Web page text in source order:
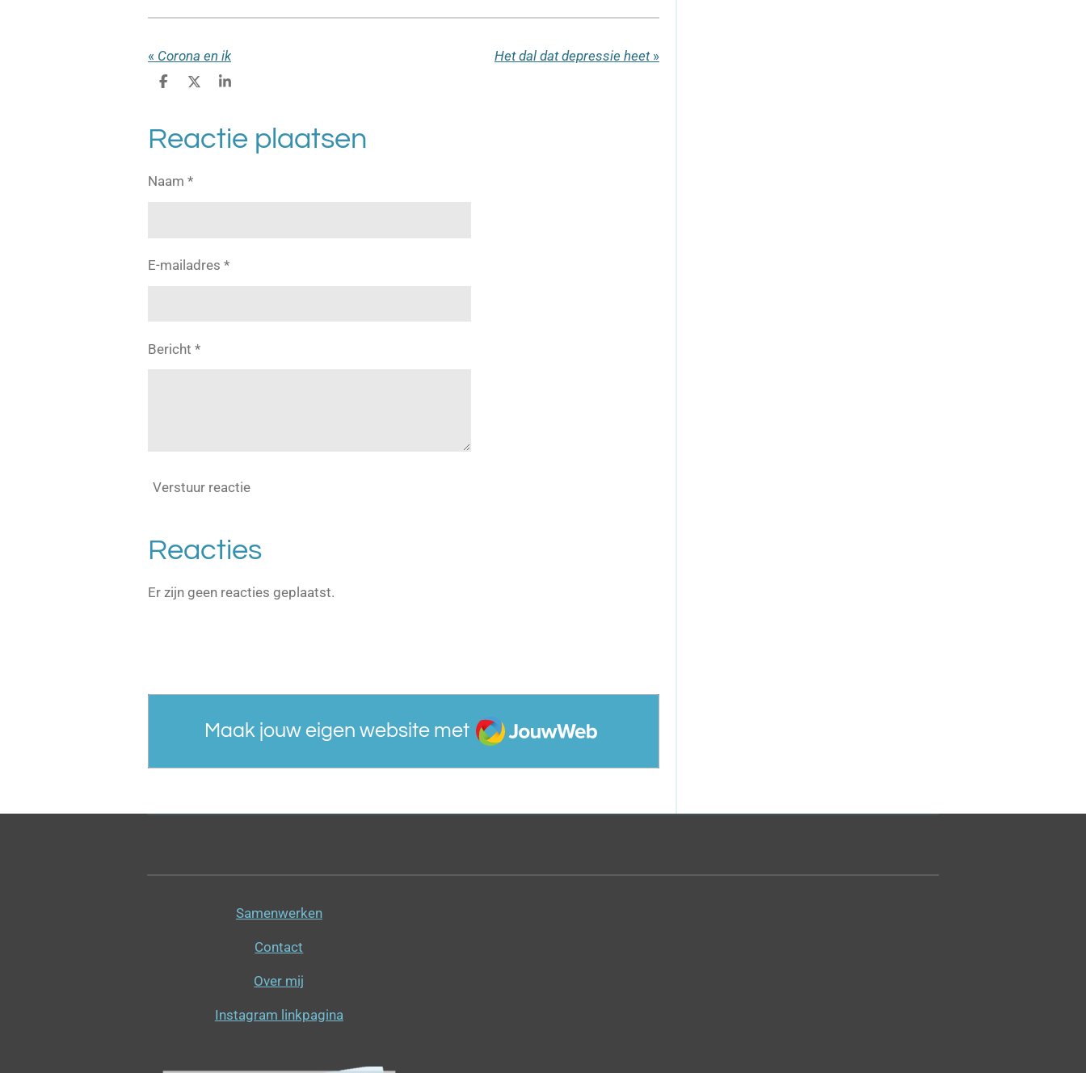
« Corona en ik Het dal dat depressie heet »
D
e
n
D
S
r
Reactie plaatsen
Naam *
E-mailadres *
Bericht *
Verstuur reactie
Reacties
Er zijn geen reacties geplaatst.
Maak jouw eigen website met
JouwWeb
Samenwerken
Contact
Over mij
Instagram linkpagina